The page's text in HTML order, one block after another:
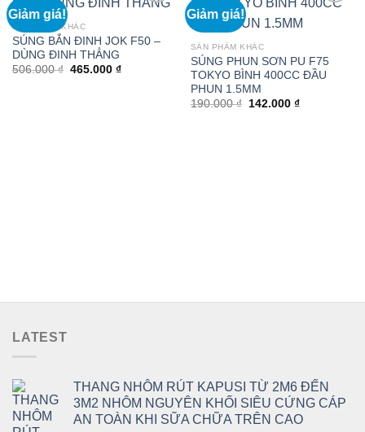
Giảm giá!
SẢN PHẨM KHÁC
SÚNG BẮN ĐINH JOK F50 –
DÙNG ĐINH THẲNG
506.000₫ Giá
465.000 ₫Giá
Giảm giá!
SẢN PHẨM KHÁC
SÚNG PHUN SƠN PU F75
TOKYO BÌNH 400CC ĐẦU
PHUN 1.5MM
190.000₫
Giá
142.000 ₫Giá
LATEST
THANG NHÔM RÚT KAPUSI TỪ 2M6 ĐẾN
3M2 NHÔM NGUYÊN KHỐI SIÊU CỨNG CÁP
AN TOÀN KHI SỮA CHỮA TRÊN CAO